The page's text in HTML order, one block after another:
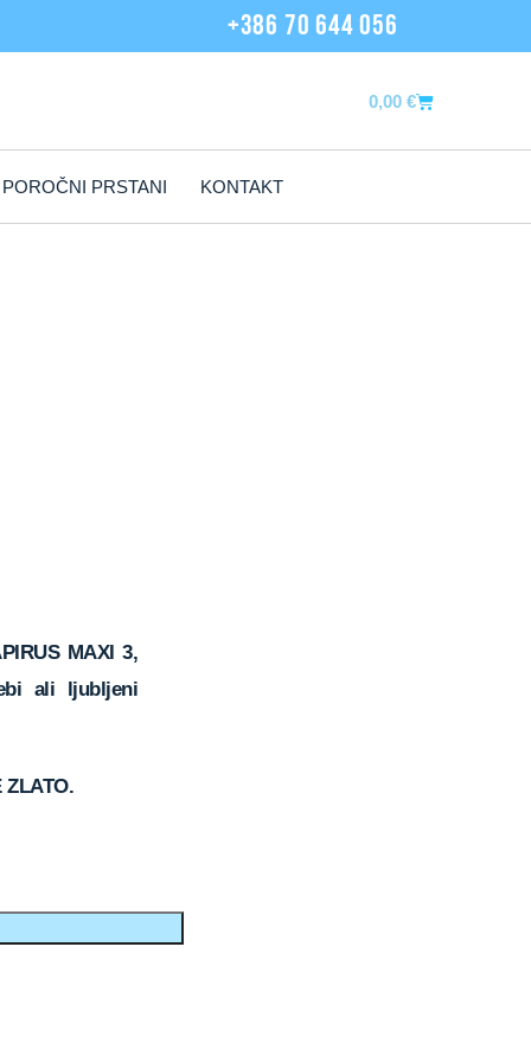
+386 70 644 056
0,00 €
POROČNI PRSTANI KONTAKT
MAXI 3,
ali ljubljeni
ZLATO.